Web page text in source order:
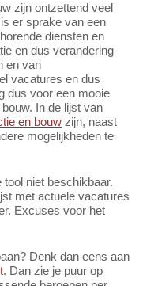
zijn ontzettend veel
er sprake van een
diensten en
en dus verandering
en van
vacatures en dus
dus voor een mooie
In de lijst van
en bouw zijn, naast
mogelijkheden te
niet beschikbaar.
met actuele vacatures
Excuses voor het
Denk dan eens aan
. Dan zie je puur op